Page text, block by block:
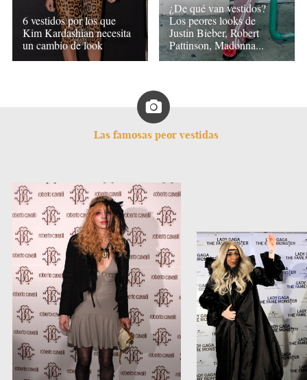
6 vestidos por los que
Kim Kardashian necesita
un cambio de look
¿De qué van vestidos?
Los peores looks de
Justin Bieber, Robert
Pattinson, Madonna...
Las famosas peor vestidas